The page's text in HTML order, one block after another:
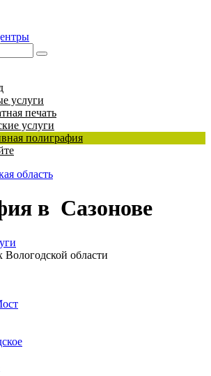
услуги
печать
услуги
полиграфия
область
в Сазонове
области